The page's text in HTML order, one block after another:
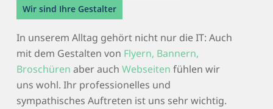
Wir sind Ihre Gestalter
In unserem Alltag gehört nicht nur die IT: Auch
mit dem Gestalten von Flyern, Bannern,
Broschüren aber auch Webseiten fühlen wir
uns wohl. Ihr professionelles und
sympathisches Auftreten ist uns sehr wichtig.